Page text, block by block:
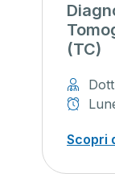
(TC)
Scopri